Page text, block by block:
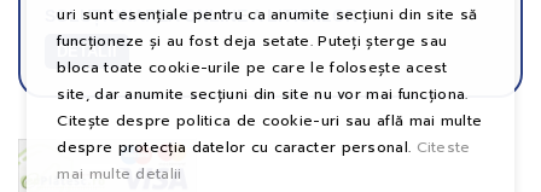
SOLUȚIONAREA ONLINE A LITIGIILOR
DETALII
uri sunt esențiale pentru ca anumite secțiuni din site să
funcționeze și au fost deja setate. Puteți șterge sau
bloca toate cookie-urile pe care le folosește acest
site, dar anumite secțiuni din site nu vor mai funcționa.
Citește despre politica de cookie-uri sau află mai multe
despre protecția datelor cu caracter personal. Citeste
mai multe detalii